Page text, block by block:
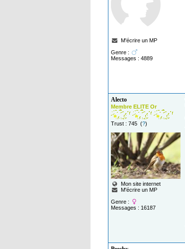
M'écrire un MP
Genre :
Messages : 4889
Alecto
Membre ELITE Or
Trust : 745 (?)
Mon site internet
M'écrire un MP
Genre :
Messages : 16187